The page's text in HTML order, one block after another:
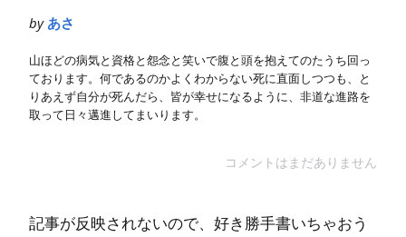
by あさ
山ほどの病気と資格と怨念と笑いで腹と頭を抱えてのたうち回っ
ております。何であるのかよくわからない死に直面しつつも、と
りあえず自分が死んだら、皆が幸せになるように、非道な進路を
取って日々邁進してまいります。
コメントはまだありません
記事が反映されないので、好き勝手書いちゃおう